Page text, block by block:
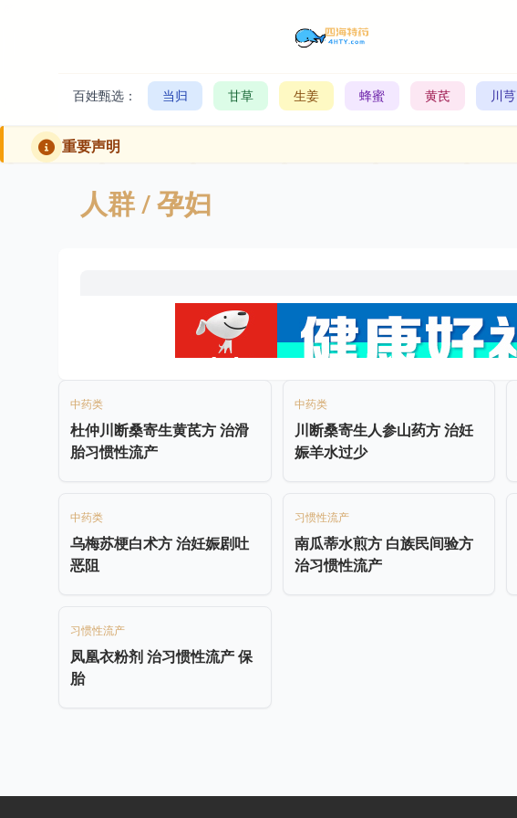
百姓甄选： 当归 甘草 生姜 蜂蜜 黄芪 川芎
重要声明
人群/ 孕妇
中药类
杜仲川断桑寄生黄芪方 治滑
胎习惯性流产
中药类
川断桑寄生人参山药方 治妊
娠羊水过少
中药类
乌梅苏梗白术方 治妊娠剧吐
恶阻
习惯性流产
南瓜蒂水煎方 白族民间验方
治习惯性流产
习惯性流产
凤凰衣粉剂 治习惯性流产 保
胎